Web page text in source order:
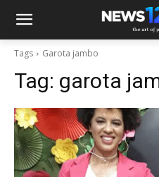
Tags Garota jambo
Tag: garota